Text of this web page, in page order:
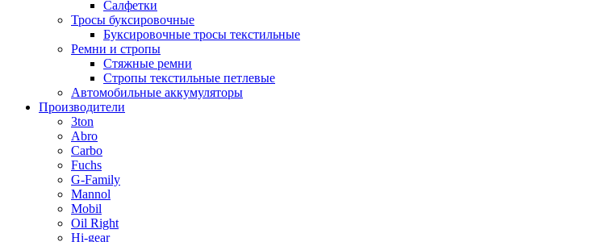
Салфетки
Тросы буксировочные
Буксировочные тросы текстильные
Ремни и стропы
Стяжные ремни
Стропы текстильные петлевые
Автомобильные аккумуляторы
Производители
3ton
Abro
Carbo
Fuchs
G-Family
Mannol
Mobil
Oil Right
Hi-gear